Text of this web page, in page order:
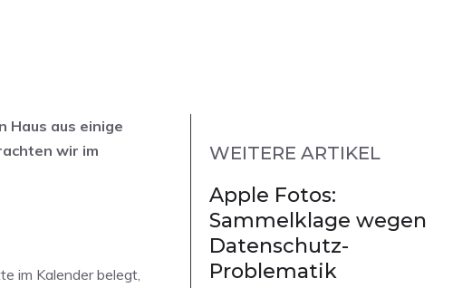
Haus aus einige
wir im
im Kalender belegt,
WEITERE ARTIKEL
Apple Fotos:
Sammelklage wegen
Datenschutz-
Problematik